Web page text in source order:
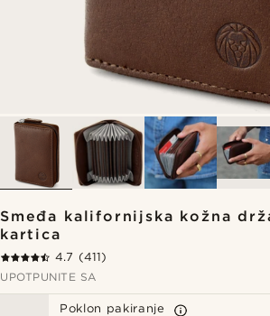
Smeđa kalifornijska kožna
kartica
4.7 (411)
UPOTPUNITE SA
Poklon pakiranje